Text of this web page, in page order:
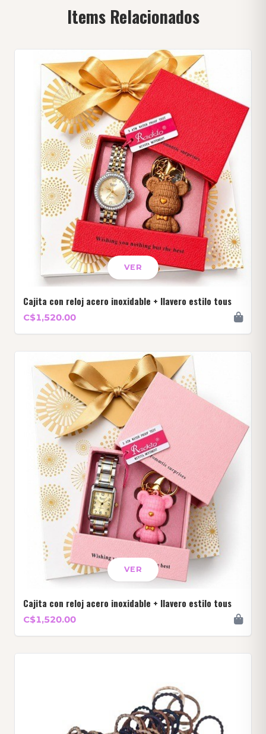
Items Relacionados
VER
Cajita con reloj acero inoxidable + llavero estilo tous
C$1,520.00
VER
Cajita con reloj acero inoxidable + llavero estilo tous
C$1,520.00